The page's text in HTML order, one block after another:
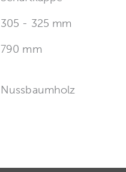
305 - 325 mm
790 mm
Nussbaumholz